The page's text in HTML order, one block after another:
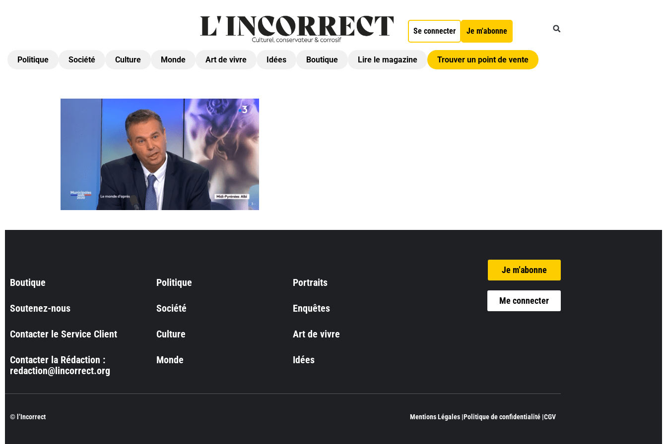
Se connecter Je m'abonne
Politique Société Culture Monde Art de vivre Idées Boutique Lire le magazine Trouver un point de vente
Boutique
Soutenez-nous
Contacter le Service Client
Contacter la Rédaction :
redaction@lincorrect.org
Politique
Société
Culture
Monde
Portraits
Enquêtes
Art de vivre
Idées
Je m’abonne
Me connecter
© l’Incorrect Mentions Légales |Politique de confidentialité |CGV